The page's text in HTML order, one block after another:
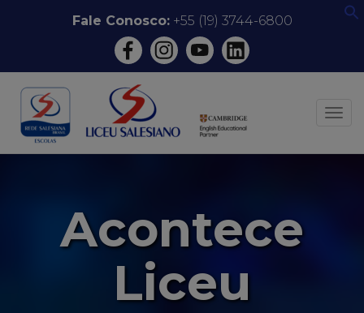
conteúdo
Fale Conosco:+55 (19) 3744-6800
Acontece
Liceu